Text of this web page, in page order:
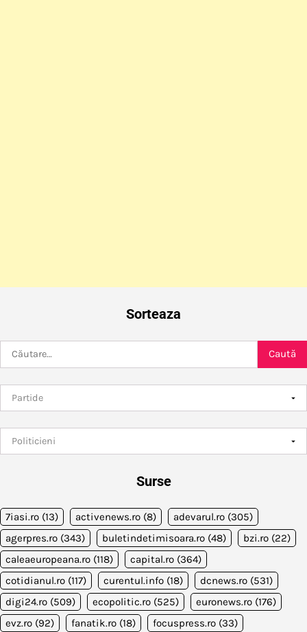
Sorteaza
Caută
după:
Surse
7iasi.ro (13) activenews.ro (8) adevarul.ro (305)
agerpres.ro (343) buletindetimisoara.ro (48) bzi.ro (22)
caleaeuropeana.ro (118) capital.ro (364)
cotidianul.ro (117) curentul.info (18) dcnews.ro (531)
digi24.ro (509) ecopolitic.ro (525) euronews.ro (176)
evz.ro (92) fanatik.ro (18) focuspress.ro (33)